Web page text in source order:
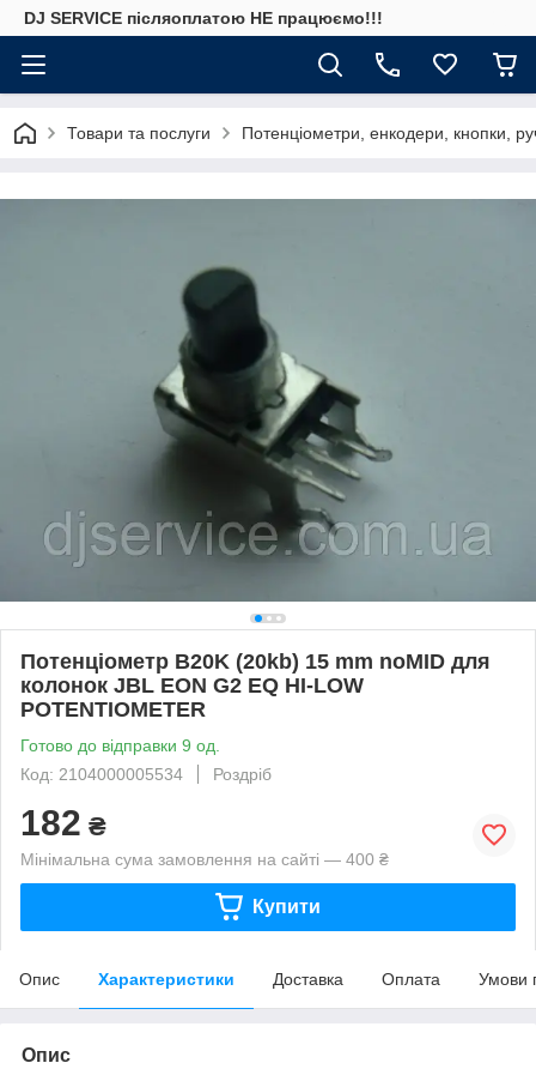
DJ SERVICE пiсляоплатою НЕ працюємо!!!
Товари та послуги Потенціометри, енкодери, кнопки,
Потенціометр B20K (20kb) 15 mm noMID для
колонок JBL EON G2 EQ HI-LOW
POTENTIOMETER
Готово до відправки 9 од.
Код: 2104000005534
Роздріб
182 ₴
Мінімальна сума замовлення на сайті — 400 ₴
Купити
Опис Характеристики Доставка Оплата Умови
Опис